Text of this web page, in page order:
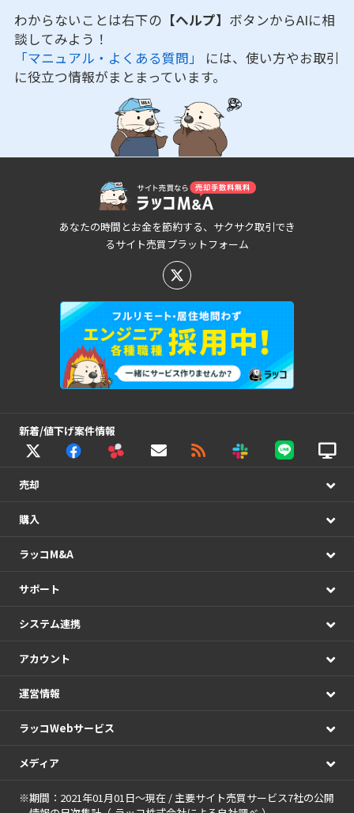
わからないことは右下の 【ヘルプ】 ボタンからAIに相
談してみよう！
「マニュアル・よくある質問」 には、使い方やお取引
に役立つ情報がまとまっています。
あなたの時間とお金を節約する、サクサク取引でき
るサイト売買プラットフォーム
新着/値下げ案件情報
売却
購入
ラッコM&A
サポート
システム連携
アカウント
運営情報
ラッコWebサービス
メディア
※期間：2021年01月01日～現在 / 主要サイト売買サービス7社の公開